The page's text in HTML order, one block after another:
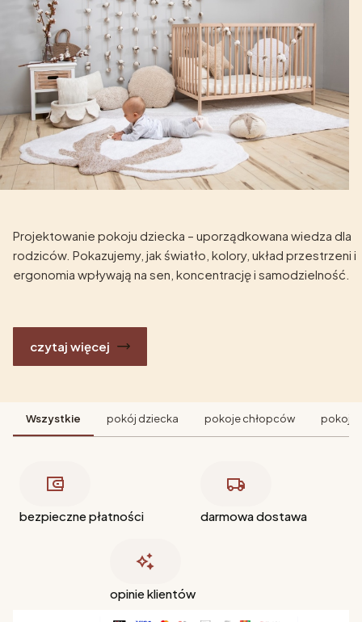
Projektowanie pokoju dziecka – uporządkowana wiedza dla
rodziców. Pokazujemy, jak światło, kolory, układ przestrzeni i
ergonomia wpływają na sen, koncentrację i samodzielność.
czytaj więcej
Wszystkie pokój dziecka pokoje chłopców pokoje
bezpieczne płatności darmowa dostawa
opinie klientów